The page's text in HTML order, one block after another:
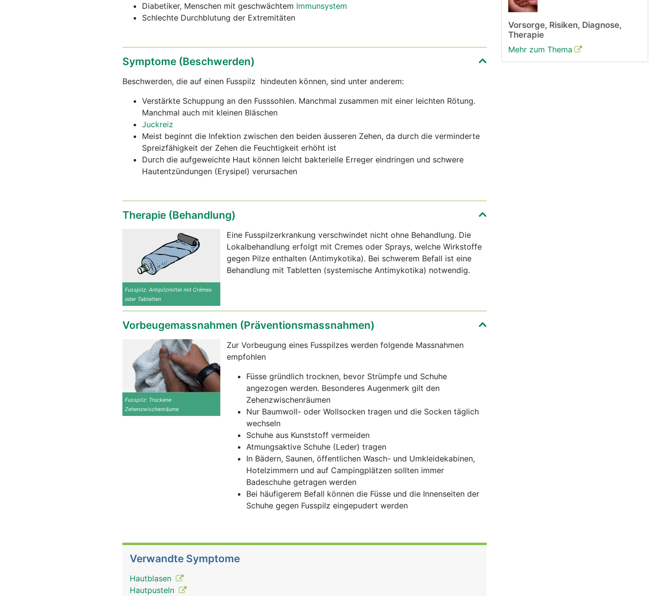
Diabetiker, Menschen mit geschwächtem Immunsystem
Schlechte Durchblutung der Extremitäten
Symptome (Beschwerden)
Beschwerden, die auf einen Fusspilz hindeuten können, sind unter anderem:
Verstärkte Schuppung an den Fusssohlen. Manchmal zusammen mit einer leichten Rötung.
Manchmal auch mit kleinen Bläschen
Juckreiz
Meist beginnt die Infektion zwischen den beiden äusseren Zehen, da durch die verminderte
Spreizfähigkeit der Zehen die Feuchtigkeit erhöht ist
Durch die aufgeweichte Haut können leicht bakterielle Erreger eindringen und schwere
Hautentzündungen (Erysipel) verursachen
Therapie (Behandlung)
Fusspilz: Antipilzmittel mit Crèmes
oder Tabletten
Eine Fusspilzerkrankung verschwindet nicht ohne Behandlung. Die
Lokalbehandlung erfolgt mit Cremes oder Sprays, welche Wirkstoffe
gegen Pilze enthalten (Antimykotika). Bei schwerem Befall ist eine
Behandlung mit Tabletten (systemische Antimykotika) notwendig.
Vorbeugemassnahmen (Präventionsmassnahmen)
Fusspilz: Trockene
Zehenzwischenräume
Zur Vorbeugung eines Fusspilzes werden folgende Massnahmen
empfohlen
Füsse gründlich trocknen, bevor Strümpfe und Schuhe
angezogen werden. Besonderes Augenmerk gilt den
Zehenzwischenräumen
Nur Baumwoll- oder Wollsocken tragen und die Socken täglich
wechseln
Schuhe aus Kunststoff vermeiden
Atmungsaktive Schuhe (Leder) tragen
In Bädern, Saunen, öffentlichen Wasch- und Umkleidekabinen,
Hotelzimmern und auf Campingplätzen sollten immer
Badeschuhe getragen werden
Bei häufigerem Befall können die Füsse und die Innenseiten der
Schuhe gegen Fusspilz eingepudert werden
Verwandte Symptome
Hautblasen
Hautpusteln
Vorsorge, Risiken, Diagnose,
Therapie
Mehr zum Thema